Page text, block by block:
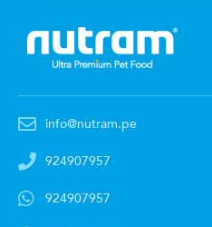
info@nutram.pe
924907957
924907957